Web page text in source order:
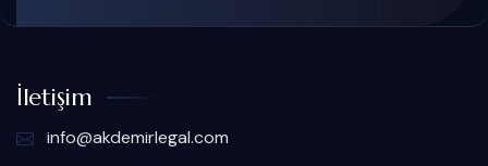
İletişim
info@akdemirlegal.com